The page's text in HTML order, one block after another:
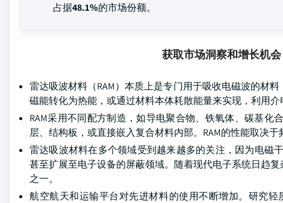
占据48.1%的市场份额。
获取市场洞察和增长机会
雷达吸波材料（RAM）本质上是专门用于吸收电磁波的材
磁能转化为热能，或通过材料本体耗散能量来实现，利用介
RAM采用不同配方制造，如导电聚合物、铁氧体、碳基化
层、结构板，或直接嵌入复合材料内部。RAM的性能取决
雷达吸波材料在多个领域受到越来越多的关注，因为电磁
甚至扩展至电子设备的屏蔽领域。随着现代电子系统日趋
之一。
航空航天和运输平台对先进材料的使用不断增加。研究